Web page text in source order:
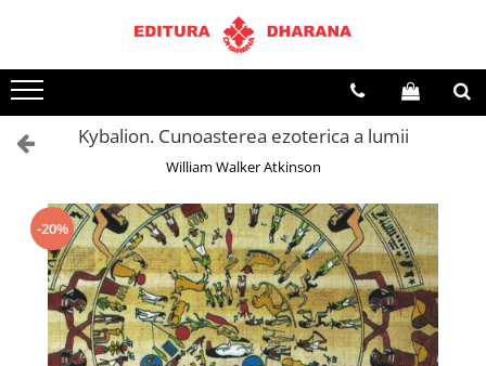
Terapii
Dietoterapie
Kybalion. Cunoasterea ezoterica a lumii
William Walker Atkinson
-20%